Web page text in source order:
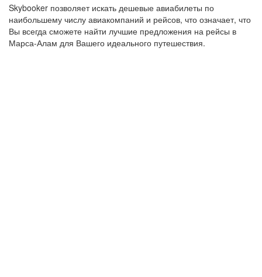
Skybooker позволяет искать дешевые авиабилеты по
наибольшему числу авиакомпаний и рейсов, что означает, что
Вы всегда сможете найти лучшие предложения на рейсы в
Марса-Алам для Вашего идеального путешествия.